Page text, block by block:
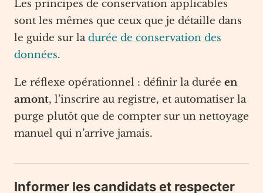
Les principes de conservation applicables
sont les mêmes que ceux que je détaille dans
le guide sur ladurée de conservation des
données.
Le réflexe opérationnel : définir la durée en
amont, l’inscrire au registre, et automatiser la
purge plutôt que de compter sur un nettoyage
manuel qui n’arrive jamais.
Informer les candidats et respecter